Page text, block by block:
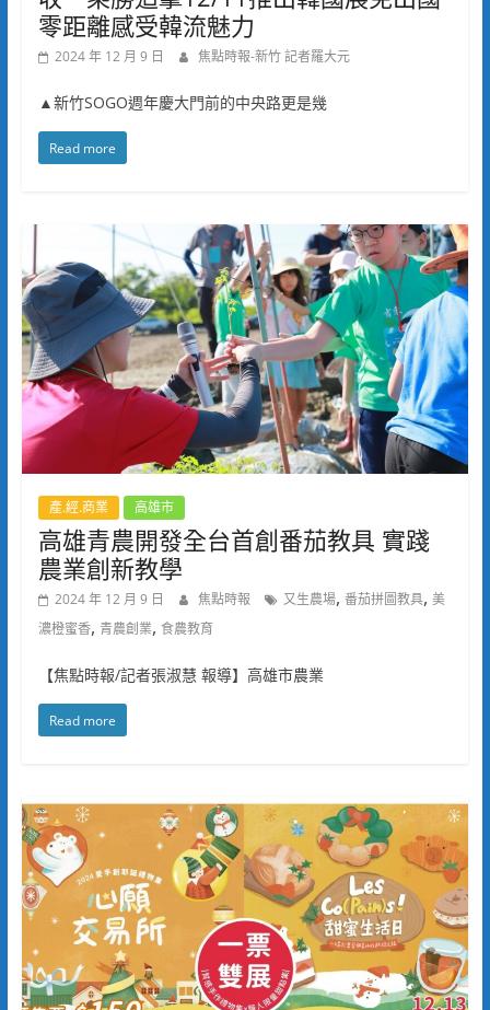
零距離感受韓流魅力
2024 年 12 月 9 日 焦點時報-新竹 記者羅大元
▲新竹SOGO週年慶大門前的中央路更是幾
Read more
產.經.商業 高雄市
高雄青農開發全台首創番茄教具 實踐
農業創新教學
2024 年 12 月 9 日 焦點時報 又生農場, 番茄拼圖教具, 美
濃橙蜜香, 青農創業, 食農教育
【焦點時報/記者張淑慧 報導】高雄市農業
Read more